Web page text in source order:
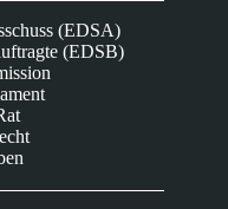
(EDSA)
(EDSB)